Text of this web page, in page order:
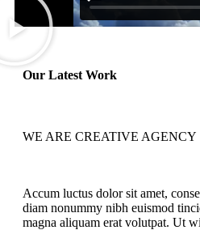
Our Latest Work
WE ARE CREATIVE AGENCY
Accum luctus dolor sit amet,
diam nonummy nibh euismod
magna aliquam erat volutpat. Ut